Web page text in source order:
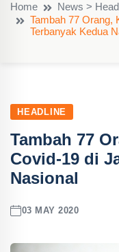
Home
News >
Tambah 77 Orang,
Terbanyak Kedua
HEADLINE
Tambah 77
Covid-19 di
Nasional
03 MAY 2020